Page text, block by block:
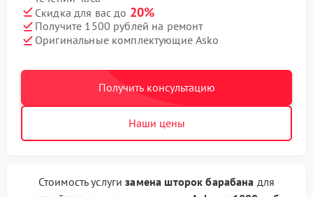
Скидка для вас до 20%
Получите 1500 рублей на ремонт
Оригинальные комплектующие Asko
Получить консультацию
Наши цены
Стоимость услугизамена шторок барабана для